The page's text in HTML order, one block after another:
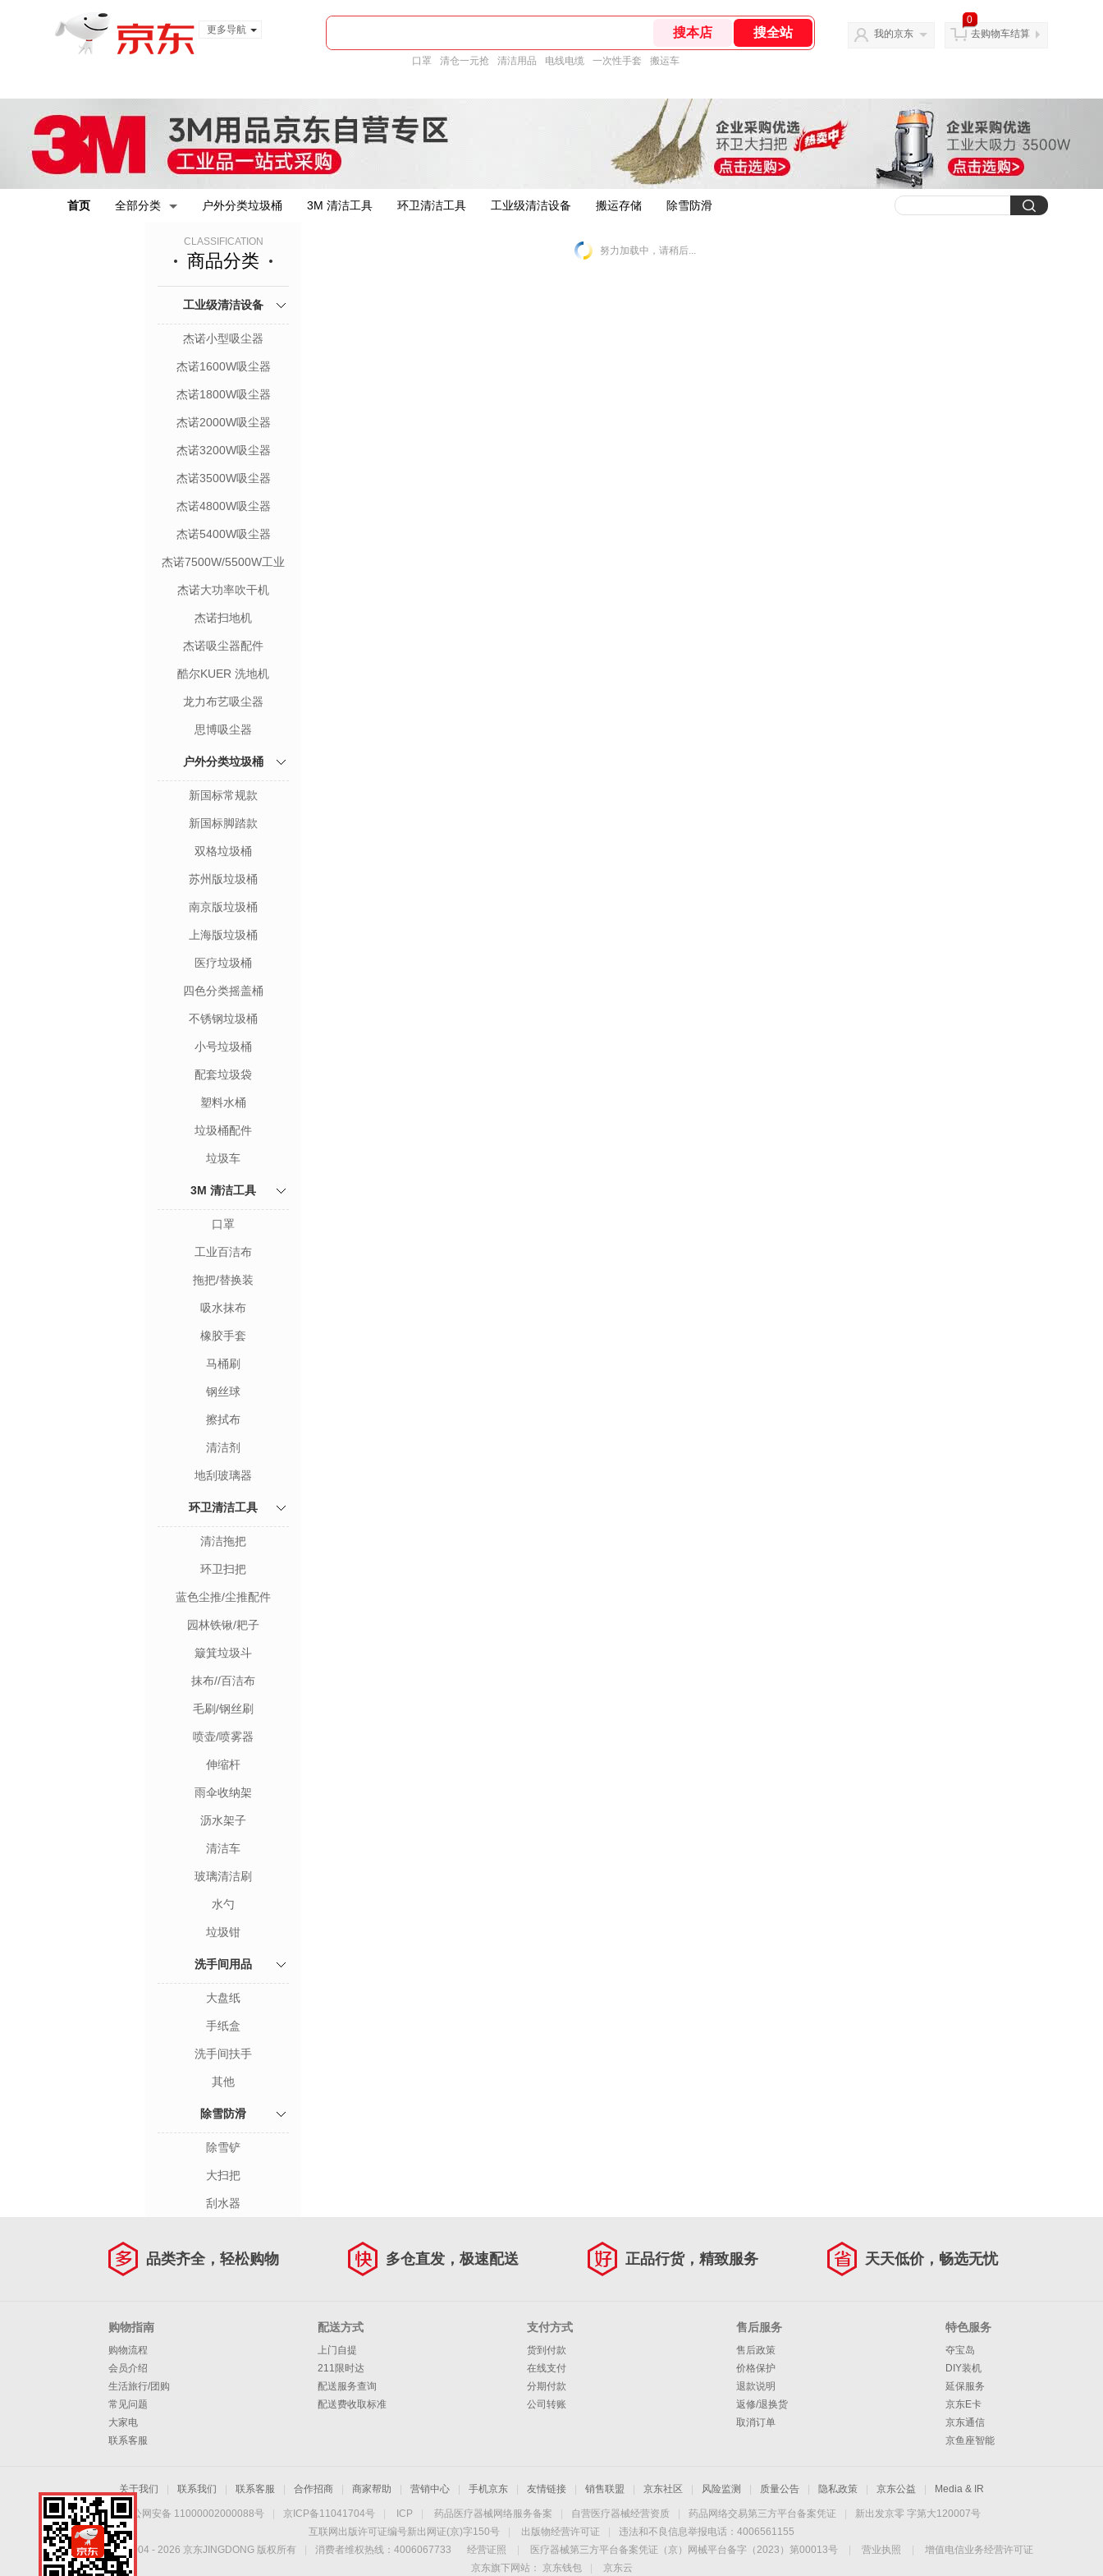
更多导航
口罩 清仓一元抢 清洁用品 电线电缆 一次性手套 搬运车
我的京东
0
去购物车结算
首页 全部分类 户外分类垃圾桶 3M 清洁工具 环卫清洁工具 工业级清洁设备 搬运存储 除雪防滑
CLASSIFICATION
商品分类
工业级清洁设备
杰诺小型吸尘器
杰诺1600W吸尘器
杰诺1800W吸尘器
杰诺2000W吸尘器
杰诺3200W吸尘器
杰诺3500W吸尘器
杰诺4800W吸尘器
杰诺5400W吸尘器
杰诺7500W/5500W工业
吸尘机
杰诺大功率吹干机
杰诺扫地机
杰诺吸尘器配件
酷尔KUER 洗地机
龙力布艺吸尘器
思博吸尘器
户外分类垃圾桶
新国标常规款
新国标脚踏款
双格垃圾桶
苏州版垃圾桶
南京版垃圾桶
上海版垃圾桶
医疗垃圾桶
四色分类摇盖桶
不锈钢垃圾桶
小号垃圾桶
配套垃圾袋
塑料水桶
垃圾桶配件
垃圾车
3M 清洁工具
口罩
工业百洁布
拖把/替换装
吸水抹布
橡胶手套
马桶刷
钢丝球
擦拭布
清洁剂
地刮玻璃器
环卫清洁工具
清洁拖把
环卫扫把
蓝色尘推/尘推配件
园林铁锹/耙子
簸箕垃圾斗
抹布//百洁布
毛刷/钢丝刷
喷壶/喷雾器
伸缩杆
雨伞收纳架
沥水架子
清洁车
玻璃清洁刷
水勺
垃圾钳
洗手间用品
大盘纸
手纸盒
洗手间扶手
其他
除雪防滑
除雪铲
大扫把
刮水器
努力加载中，请稍后...
品类齐全，轻松购物 多仓直发，极速配送 正品行货，精致服务 天天低价，畅选无忧
购物指南
购物流程
会员介绍
生活旅行/团购
常见问题
大家电
联系客服
配送方式
上门自提
211限时达
配送服务查询
配送费收取标准
支付方式
货到付款
在线支付
分期付款
公司转账
售后服务
售后政策
价格保护
退款说明
返修/退换货
取消订单
特色服务
夺宝岛
DIY装机
延保服务
京东E卡
京东通信
京鱼座智能
关于我们 联系我们 联系客服 合作招商 商家帮助 营销中心 手机京东 友情链接 销售联盟 京东社区 风险监测 质量公告 隐私政策 京东公益 Media & IR
京公网安备 11000002000088号 京ICP备11041704号 ICP 药品医疗器械网络服务备案 自营医疗器械经营资质 药品网络交易第三方平台备案凭证
新出发京零 字第大120007号
互联网出版许可证编号新出网证(京)字150号
出版物经营许可证
违法和不良信息举报电话：4006561155
Copyright © 2004 - 2026 京东JINGDONG 版权所有 消费者维权热线：4006067733 经营证照 医疗器械第三方平台备案凭证（京）网械平台备字（2023）第00013号 营业执照
增值电信业务经营许可证
京东旗下网站：
京东钱包 京东云